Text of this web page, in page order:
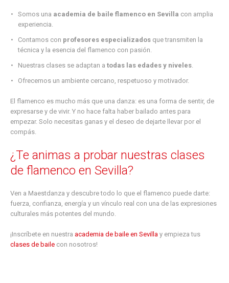
Somos una academia de baile flamenco en Sevilla con amplia
experiencia.
Contamos con profesores especializados que transmiten la
técnica y la esencia del flamenco con pasión.
Nuestras clases se adaptan a todas las edades y niveles.
Ofrecemos un ambiente cercano, respetuoso y motivador.
El flamenco es mucho más que una danza: es una forma de sentir, de
expresarse y de vivir. Y no hace falta haber bailado antes para
empezar. Solo necesitas ganas y el deseo de dejarte llevar por el
compás.
¿Te animas a probar nuestras clases
de flamenco en Sevilla?
Ven a Maestdanza y descubre todo lo que el flamenco puede darte:
fuerza, confianza, energía y un vínculo real con una de las expresiones
culturales más potentes del mundo.
¡Inscríbete en nuestra academia de baile en Sevilla y empieza tus
clases de baile con nosotros!